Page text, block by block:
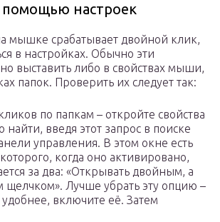
помощью настроек
мышке срабатывает двойной клик,
в настройках. Обычно эти
выставить либо в свойствах мыши,
папок. Проверить их следует так:
по папкам – откройте свойства
введя этот запрос в поиске
управления. В этом окне есть
когда оно активировано,
за два: «Открывать двойным, а
щелчком». Лучше убрать эту опцию –
включите её. Затем